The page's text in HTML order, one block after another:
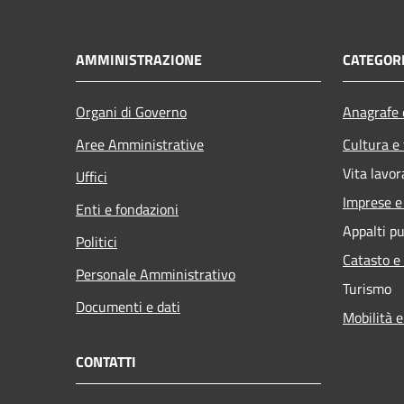
AMMINISTRAZIONE
Organi di Governo
Aree Amministrative
Uffici
Enti e fondazioni
Politici
Personale Amministrativo
Documenti e dati
Cultura
Vita
Imprese
Appalti
Catasto
Turismo
Mobilità
CONTATTI